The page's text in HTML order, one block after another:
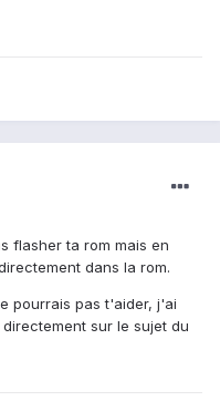
flasher ta rom mais en
dans la rom.
pourrais pas t'aider, j'ai
sur le sujet du